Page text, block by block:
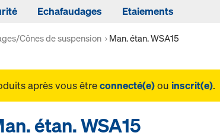
Echafaudages Etaiements
Cônes de suspension Man. étan. WSA15
après vous êtreconnecté(e)ou inscrit(e).
étan. WSA15